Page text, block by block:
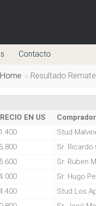
Contacto
Home Resultado
EN US
Comprador
Stud
Sr.
Sr. Ruben
Sr. Hugo
Stud Los